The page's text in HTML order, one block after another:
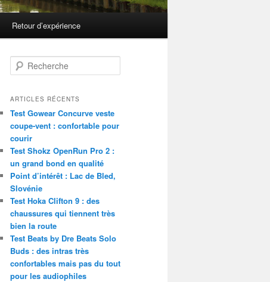
Retour d’expérience
e
h
r
c
h
e
ARTICLES RÉCENTS
Test Gowear Concurve veste
coupe-vent : confortable pour
courir
Test Shokz OpenRun Pro 2 :
un grand bond en qualité
Point d’intérêt : Lac de Bled,
Slovénie
Test Hoka Clifton 9 : des
chaussures qui tiennent très
bien la route
Test Beats by Dre Beats Solo
Buds : des intras très
confortables mais pas du tout
pour les audiophiles